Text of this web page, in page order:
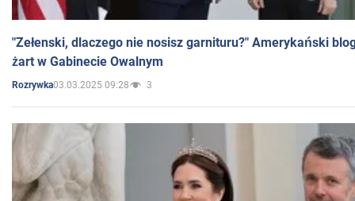
"Zełenski, dlaczego nie nosisz garnituru?" Amerykański
żart w Gabinecie Owalnym
Rozrywka03.03.2025 09:28 3